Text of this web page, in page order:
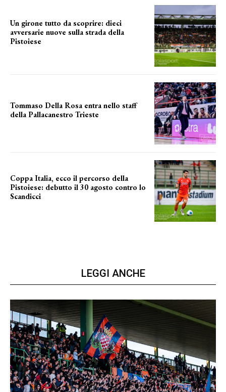
Un girone tutto da scoprire: dieci
avversarie nuove sulla strada della
Pistoiese
Tommaso Della Rosa entra nello staff
della Pallacanestro Trieste
Coppa Italia, ecco il percorso della
Pistoiese: debutto il 30 agosto contro lo
Scandicci
LEGGI ANCHE